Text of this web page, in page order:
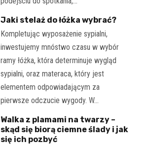
Jaki stelaż do łóżka wybrać?
Kompletując wyposażenie sypialni,
inwestujemy mnóstwo czasu w wybór
ramy łóżka, która determinuje wygląd
sypialni, oraz materaca, który jest
elementem odpowiadającym za
pierwsze odczucie wygody. W…
Walka z plamami na twarzy –
skąd się biorą ciemne ślady i jak
się ich pozbyć